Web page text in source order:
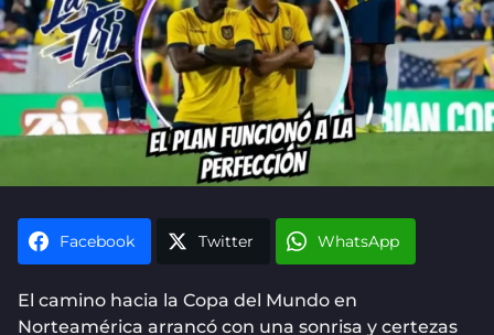
Facebook Twitter WhatsApp
El camino hacia la Copa del Mundo en
Norteamérica arrancó con una sonrisa y certezas